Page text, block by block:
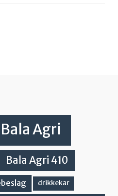
Bala Agri
Bala Agri 410
drikkekar